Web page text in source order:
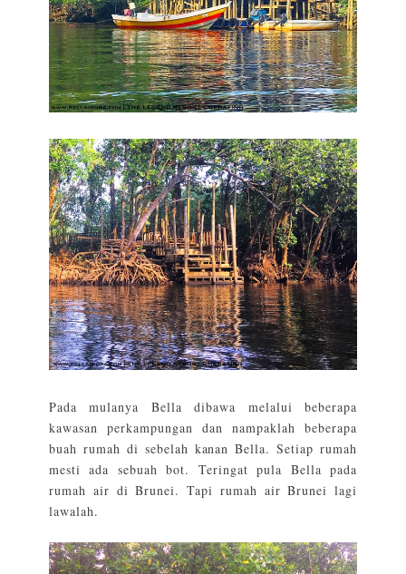
Pada mulanya Bella dibawa melalui beberapa
kawasan perkampungan dan nampaklah beberapa
buah rumah di sebelah kanan Bella. Setiap rumah
mesti ada sebuah bot. Teringat pula Bella pada
rumah air di Brunei. Tapi rumah air Brunei lagi
lawalah.